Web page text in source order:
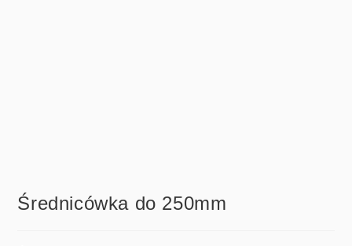
Średnicówka do 250mm